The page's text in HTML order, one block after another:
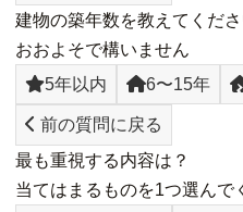
建物の築年数を教えてくだ
おおよそで構いません
5年以内
6〜15年
前の質問に戻る
最も重視する内容は？
当てはまるものを1つ選んで